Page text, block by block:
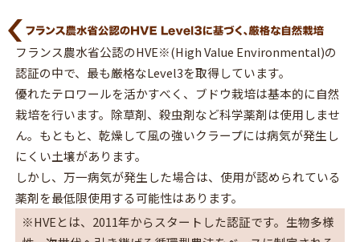
フランス農水省公認のHVE※(High Value Environmental)の
認証の中で、最も厳格なLevel3を取得しています。
優れたテロワールを活かすべく、ブドウ栽培は基本的に自然
栽培を行います。除草剤、殺虫剤など科学薬剤は使用しませ
ん。もともと、乾燥して風の強いクラープには病気が発生し
にくい土壌があります。
しかし、万一病気が発生した場合は、使用が認められている
薬剤を最低限使用する可能性はあります。
※HVEとは、2011年からスタートした認証です。生物多様